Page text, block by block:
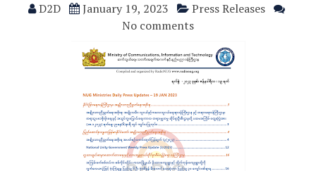
D2D January 19, 2023
Press Releases
No comments